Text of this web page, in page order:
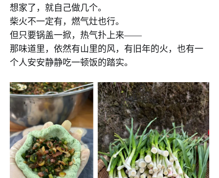
想家了，就自己做几个。
柴火不一定有，燃气灶也行。
但只要锅盖一掀，热气扑上来——
那味道里，依然有山里的风，有旧年的火，也有一
个人安安静静吃一顿饭的踏实。